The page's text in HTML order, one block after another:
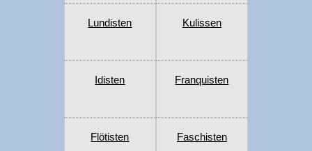
Lundisten Kulissen
Idisten Franquisten
Flötisten Faschisten